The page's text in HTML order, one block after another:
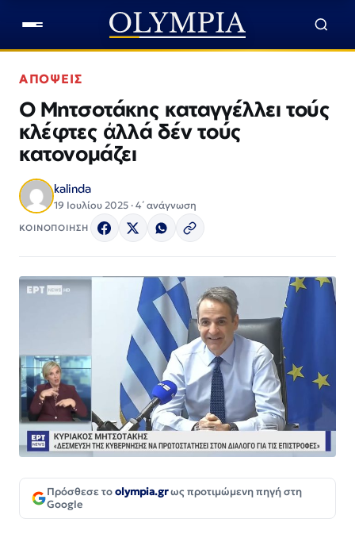
ΑΠΟΨΕΙΣ
Ο Μητσοτάκης καταγγέλλει τούς
κλέφτες ἀλλά δέν τούς
κατονομάζει
kalinda
19 Ιουλίου 2025 · 4΄ ανάγνωση
ΚΟΙΝΟΠΟΙΗΣΗ
Πρόσθεσε τοolympia.grως προτιμώμενη πηγή στη
Google